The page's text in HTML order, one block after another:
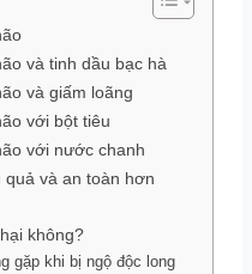
và tinh dầu bạc hà
và giấm loãng
với bột tiêu
với nước chanh
quả và an toàn hơn
không?
gặp khi bị ngộ độc long